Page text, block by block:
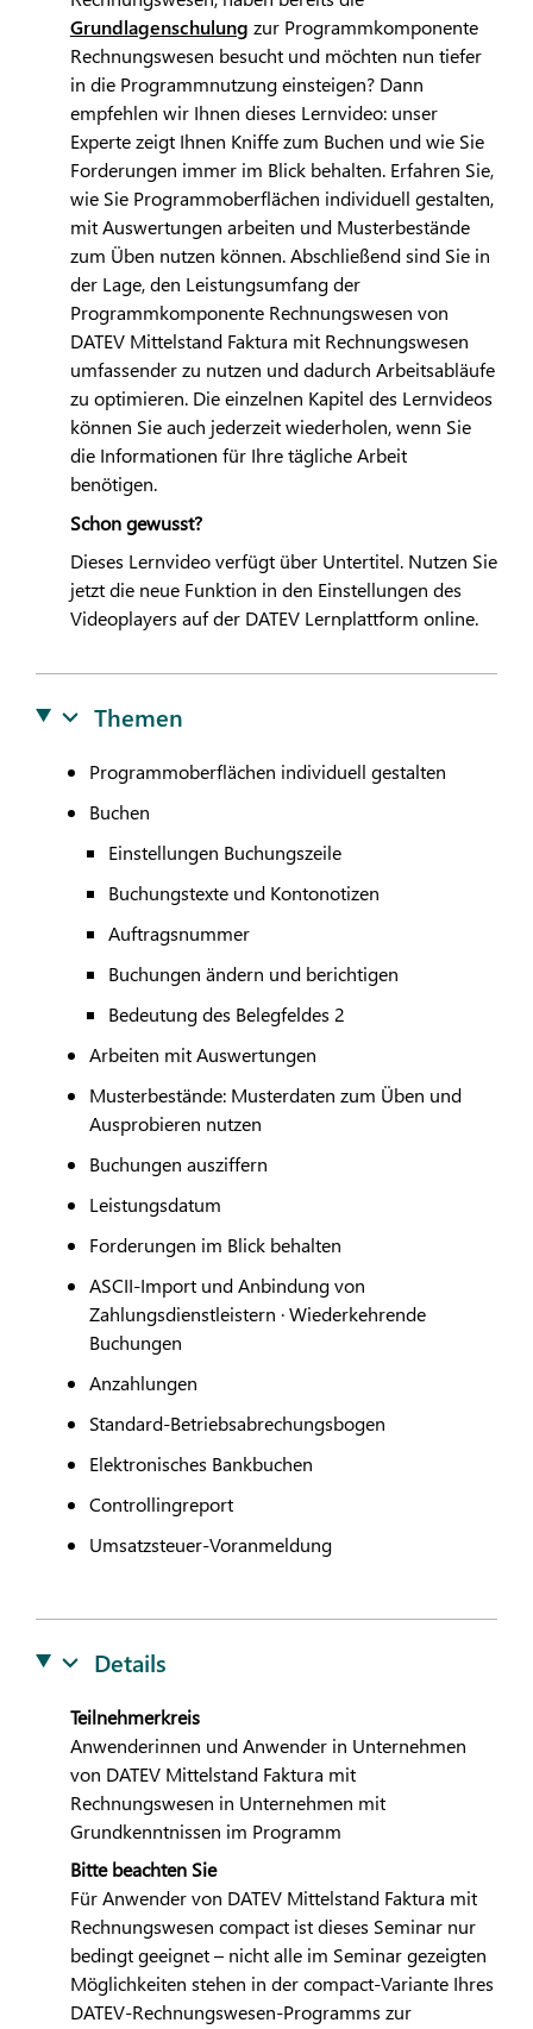
Grundlagenschulung zur Programmkomponente
Rechnungswesen besucht und möchten nun tiefer
in die Programmnutzung einsteigen? Dann
empfehlen wir Ihnen dieses Lernvideo: unser
Experte zeigt Ihnen Kniffe zum Buchen und wie Sie
Forderungen immer im Blick behalten. Erfahren Sie,
wie Sie Programmoberflächen individuell gestalten,
mit Auswertungen arbeiten und Musterbestände
zum Üben nutzen können. Abschließend sind Sie in
der Lage, den Leistungsumfang der
Programmkomponente Rechnungswesen von
DATEVMittelstand Faktura mit Rechnungswesen
umfassender zu nutzen und dadurch Arbeitsabläufe
zu optimieren. Die einzelnen Kapitel des Lernvideos
können Sie auch jederzeit wiederholen, wenn Sie
die Informationen für Ihre tägliche Arbeit
benötigen.
Schon gewusst?
Dieses Lernvideo verfügt über Untertitel. Nutzen Sie
jetzt die neue Funktion in den Einstellungen des
Videoplayers auf der DATEVLernplattform online.
Themen
Programmoberflächen individuell gestalten
Buchen
Einstellungen Buchungszeile
Buchungstexte und Kontonotizen
Auftragsnummer
Buchungen ändern und berichtigen
Bedeutung des Belegfeldes 2
Arbeiten mit Auswertungen
Musterbestände: Musterdaten zum Üben und
Ausprobieren nutzen
Buchungen ausziffern
Leistungsdatum
Forderungen im Blick behalten
ASCII-Import und Anbindung von
Zahlungsdienstleistern · Wiederkehrende
Buchungen
Anzahlungen
Standard-Betriebsabrechungsbogen
Elektronisches Bankbuchen
Controllingreport
Umsatzsteuer-Voranmeldung
Details
Teilnehmerkreis
Anwenderinnen und Anwender in Unternehmen
von DATEVMittelstand Faktura mit
Rechnungswesen in Unternehmen mit
Grundkenntnissen im Programm
Bitte beachten Sie
Für Anwender von DATEVMittelstand Faktura mit
Rechnungswesen compact ist dieses Seminar nur
bedingt geeignet – nicht alle im Seminar gezeigten
Möglichkeiten stehen in der compact-Variante Ihres
DATEV-Rechnungswesen-Programms zur